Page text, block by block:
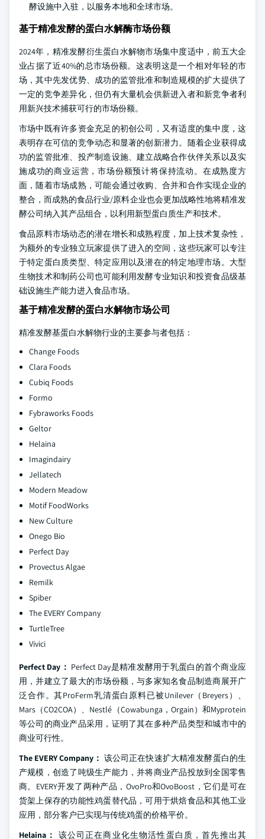
酵设施中入驻，以服务本地和全球市场。
基于精准发酵的蛋白水解酶市场份额
2024年，精准发酵衍生蛋白水解物市场集中度适中，前五大企
业占据了近40%的总市场份额。这表明这是一个相对年轻的市
场，其中先发优势、成功的监管批准和制造规模的扩大提供了
一定的竞争差异化，但仍有大量机会供新进入者和新竞争者利
用新兴技术捕获可行的市场份额。
市场中既有许多资金充足的初创公司，又有适度的集中度，这
表明存在可信的竞争动态和显著的创新潜力。随着企业获得成
功的监管批准、投产制造设施、建立战略合作伙伴关系以及实
施成功的商业运营，市场份额预计将保持流动。在成熟度方
面，随着市场成熟，可能会通过收购、合并和合作实现企业的
整合，而成熟的食品行业/原料企业也会更加战略性地将精准发
酵公司纳入其产品组合，以利用新型蛋白质生产和技术。
食品原料市场动态的潜在增长和成熟程度，加上技术复杂性，
为额外的专业独立玩家提供了进入的空间，这些玩家可以专注
于特定蛋白质类型、特定应用以及潜在的特定地理市场。大型
生物技术和制药公司也可能利用发酵专业知识和投资食品级基
础设施生产能力进入食品市场。
基于精准发酵的蛋白水解物市场公司
精准发酵基蛋白水解物行业的主要参与者包括：
Change Foods
Clara Foods
Cubiq Foods
Formo
Fybraworks Foods
Geltor
Helaina
Imagindairy
Jellatech
Modern Meadow
Motif FoodWorks
New Culture
Onego Bio
Perfect Day
Provectus Algae
Remilk
Spiber
The EVERY Company
TurtleTree
Vivici
Perfect Day： Perfect Day是精准发酵用于乳蛋白的首个商业应
用，并建立了最大的市场份额，与多家知名食品制造商展开广
泛合作。其ProFerm乳清蛋白原料已被Unilever（Breyers）、
Mars（CO2COA）、Nestlé（Cowabunga，Orgain）和Myprotein
等公司的商业产品采用，证明了其在多种产品类型和城市中的
商业可行性。
The EVERY Company： 该公司正在快速扩大精准发酵蛋白的生
产规模，创造了吨级生产能力，并将商业产品投放到全国零售
商。EVERY开发了两种产品，OvoPro和OvoBoost，它们是可在
货架上保存的功能性鸡蛋替代品，可用于烘焙食品和其他工业
应用，部分客户已实现与传统鸡蛋的价格平价。
Helaina：
该公司正在商业化生物活性蛋白质，首先推出其